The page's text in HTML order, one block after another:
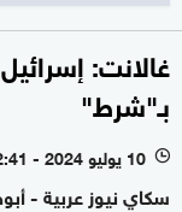
غالانت:
بـ"شرط"
l 10 يوليو 2024 - 12:41 بتوقيت أبوظبي
سكاي نيوز عربية -